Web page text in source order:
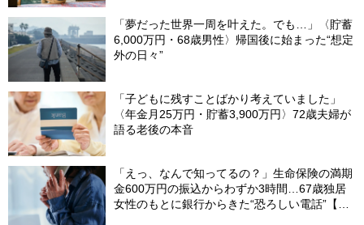
「夢だった世界一周を叶えた。でも…」〈貯蓄
6,000万円・68歳男性〉帰国後に始まった“想定
外の日々”
「子どもに残すことばかり考えていました」
〈年金月25万円・貯蓄3,900万円〉72歳夫婦が
語る老後の本音
「えっ、なんで知ってるの？」生命保険の満期
金600万円の振込からわずか3時間…67歳独居
女性のもとに銀行からきた“恐ろしい電話”【FP